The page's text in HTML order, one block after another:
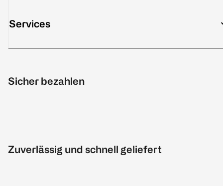
Services
Sicher bezahlen
Zuverlässig und schnell geliefert